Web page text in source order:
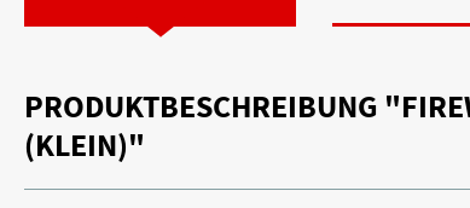
PRODUKTBESCHREIBUNG
(KLEIN)"